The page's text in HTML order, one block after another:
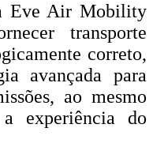
Eve Air Mobility
transporte
correto,
avançada para
ao mesmo
experiência do